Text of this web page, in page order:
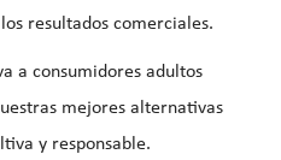
resultados comerciales.
a consumidores adultos
mejores alternativas
y responsable.